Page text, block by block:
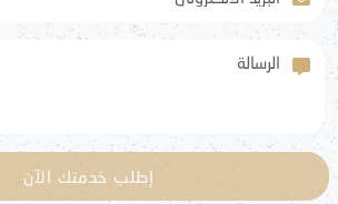
الرسالة
إطلب خدمتك الآن